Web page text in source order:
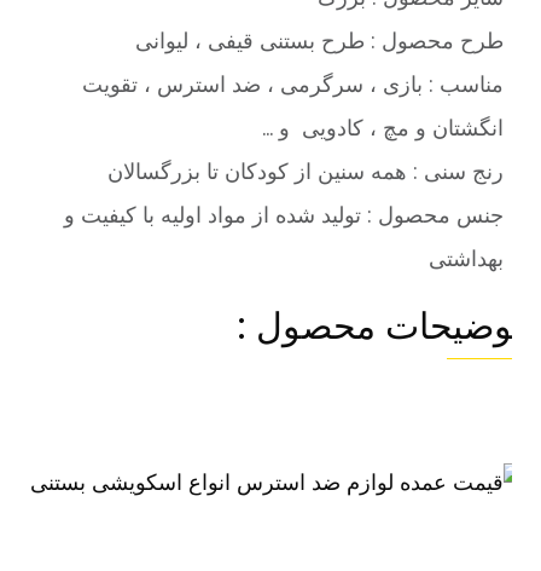
طرح محصول : طرح بستنی قیفی ، لیوانی
مناسب : بازی ، سرگرمی ، ضد استرس ، تقویت
انگشتان و مچ ، کادویی و …
رنج سنی : همه سنین از کودکان تا بزرگسالان
جنس محصول : تولید شده از مواد اولیه با کیفیت و
بهداشتی
محصول :